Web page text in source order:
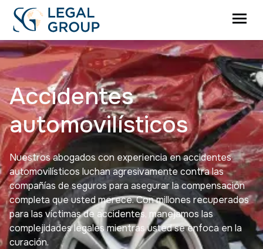
Accidentes
automovilísticos
Nuestros abogados con experiencia en accidentes
automovilísticos luchan agresivamente contra las
compañías de seguros para asegurar la compensación
completa que usted merece. Con millones recuperados
para las víctimas de accidentes, manejamos las
complejidades legales mientras usted se enfoca en la
curación.